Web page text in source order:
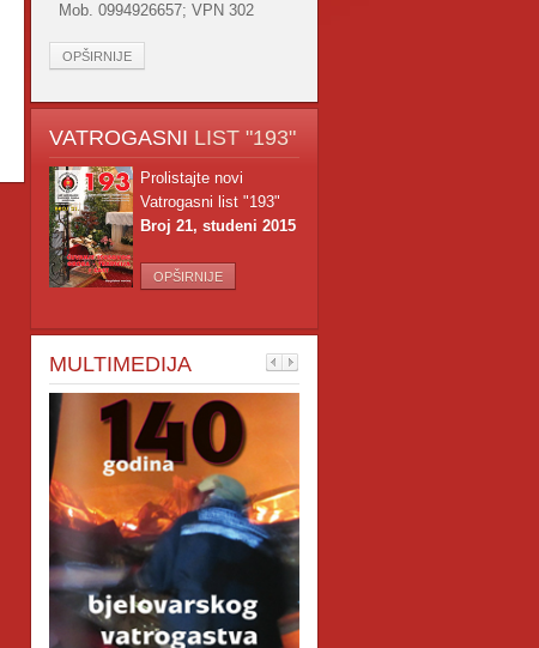
Mob. 0994926657; VPN 302
OPŠIRNIJE
VATROGASNI LIST "193"
Prolistajte novi
Vatrogasni list "193"
Broj 21, studeni 2015
OPŠIRNIJE
MULTIMEDIJA